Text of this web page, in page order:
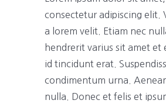
consectetur adipiscing elit.
a lorem velit. Etiam nec
hendrerit varius sit amet et
id tincidunt erat.
condimentum urna.
nulla. Donec et felis et